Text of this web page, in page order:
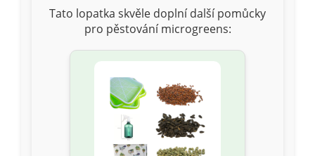
Tato lopatka skvěle doplní další pomůcky
pro pěstování microgreens: